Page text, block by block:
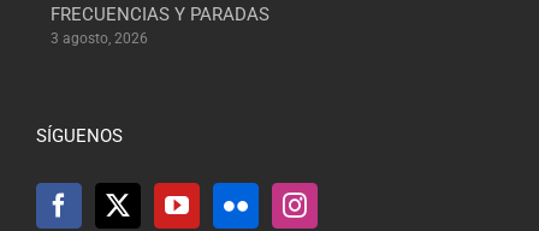
FRECUENCIAS Y PARADAS
3 agosto, 2026
SÍGUENOS